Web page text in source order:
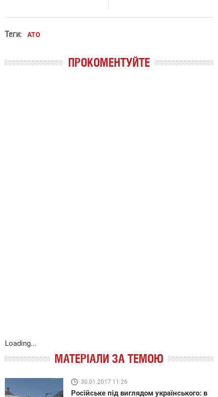
Теги: АТО
ПРОКОМЕНТУЙТЕ
Loading...
МАТЕРІАЛИ ЗА ТЕМОЮ
30.01.2017 11:26
Російське під виглядом українського: в